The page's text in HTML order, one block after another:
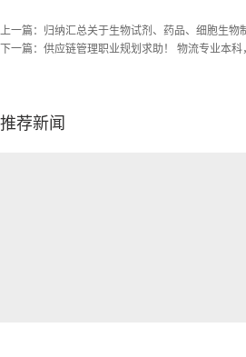
上一篇： 归纳汇总关于生物试剂、药品、细胞生
下一篇： 供应链管理职业规划求助！ 物流专业本
推荐新闻